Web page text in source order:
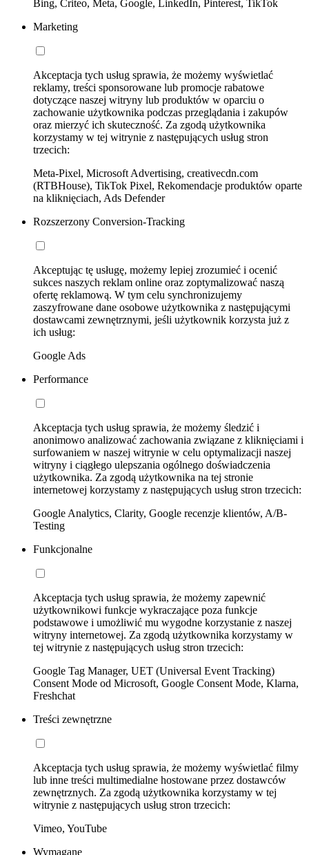
Bing, Criteo, Meta, Google, LinkedIn, Pinterest, TikTok
Marketing
Akceptacja tych usług sprawia, że możemy wyświetlać
reklamy, treści sponsorowane lub promocje rabatowe
dotyczące naszej witryny lub produktów w oparciu o
zachowanie użytkownika podczas przeglądania i zakupów
oraz mierzyć ich skuteczność. Za zgodą użytkownika
korzystamy w tej witrynie z następujących usług stron
trzecich:
Meta-Pixel, Microsoft Advertising, creativecdn.com
(RTBHouse), TikTok Pixel, Rekomendacje produktów oparte
na kliknięciach, Ads Defender
Rozszerzony Conversion-Tracking
Akceptując tę usługę, możemy lepiej zrozumieć i ocenić
sukces naszych reklam online oraz zoptymalizować naszą
ofertę reklamową. W tym celu synchronizujemy
zaszyfrowane dane osobowe użytkownika z następującymi
dostawcami zewnętrznymi, jeśli użytkownik korzysta już z
ich usług:
Google Ads
Performance
Akceptacja tych usług sprawia, że możemy śledzić i
anonimowo analizować zachowania związane z kliknięciami i
surfowaniem w naszej witrynie w celu optymalizacji naszej
witryny i ciągłego ulepszania ogólnego doświadczenia
użytkownika. Za zgodą użytkownika na tej stronie
internetowej korzystamy z następujących usług stron trzecich:
Google Analytics, Clarity, Google recenzje klientów, A/B-
Testing
Funkcjonalne
Akceptacja tych usług sprawia, że możemy zapewnić
użytkownikowi funkcje wykraczające poza funkcje
podstawowe i umożliwić mu wygodne korzystanie z naszej
witryny internetowej. Za zgodą użytkownika korzystamy w
tej witrynie z następujących usług stron trzecich:
Google Tag Manager, UET (Universal Event Tracking)
Consent Mode od Microsoft, Google Consent Mode, Klarna,
Freshchat
Treści zewnętrzne
Akceptacja tych usług sprawia, że możemy wyświetlać filmy
lub inne treści multimedialne hostowane przez dostawców
zewnętrznych. Za zgodą użytkownika korzystamy w tej
witrynie z następujących usług stron trzecich:
Vimeo, YouTube
Wymagane